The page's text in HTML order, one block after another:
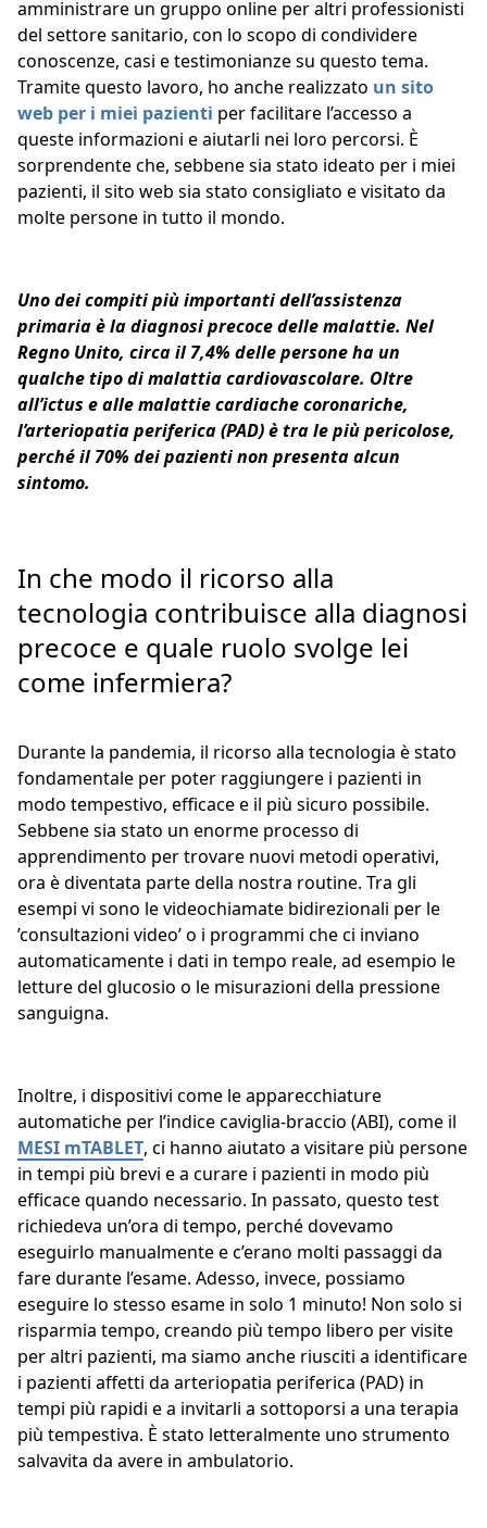
amministrare un gruppo online per altri professionisti
del settore sanitario, con lo scopo di condividere
conoscenze, casi e testimonianze su questo tema.
Tramite questo lavoro, ho anche realizzato un sito
web per i miei pazienti per facilitare l’accesso a
queste informazioni e aiutarli nei loro percorsi. È
sorprendente che, sebbene sia stato ideato per i miei
pazienti, il sito web sia stato consigliato e visitato da
molte persone in tutto il mondo.
Uno dei compiti più importanti dell’assistenza
primaria è la diagnosi precoce delle malattie. Nel
Regno Unito, circa il 7,4% delle persone ha un
qualche tipo di malattia cardiovascolare. Oltre
all’ictus e alle malattie cardiache coronariche,
l’arteriopatia periferica (PAD) è tra le più pericolose,
perché il 70% dei pazienti non presenta alcun
sintomo.
In che modo il ricorso alla
tecnologia contribuisce alla diagnosi
precoce e quale ruolo svolge lei
come infermiera?
Durante la pandemia, il ricorso alla tecnologia è stato
fondamentale per poter raggiungere i pazienti in
modo tempestivo, efficace e il più sicuro possibile.
Sebbene sia stato un enorme processo di
apprendimento per trovare nuovi metodi operativi,
ora è diventata parte della nostra routine. Tra gli
esempi vi sono le videochiamate bidirezionali per le
’consultazioni video’ o i programmi che ci inviano
automaticamente i dati in tempo reale, ad esempio le
letture del glucosio o le misurazioni della pressione
sanguigna.
Inoltre, i dispositivi come le apparecchiature
automatiche per l’indice caviglia-braccio (ABI), come il
MESI mTABLET, ci hanno aiutato a visitare più persone
in tempi più brevi e a curare i pazienti in modo più
efficace quando necessario. In passato, questo test
richiedeva un’ora di tempo, perché dovevamo
eseguirlo manualmente e c’erano molti passaggi da
fare durante l’esame. Adesso, invece, possiamo
eseguire lo stesso esame in solo 1 minuto! Non solo si
risparmia tempo, creando più tempo libero per visite
per altri pazienti, ma siamo anche riusciti a identificare
i pazienti affetti da arteriopatia periferica (PAD) in
tempi più rapidi e a invitarli a sottoporsi a una terapia
più tempestiva. È stato letteralmente uno strumento
salvavita da avere in ambulatorio.